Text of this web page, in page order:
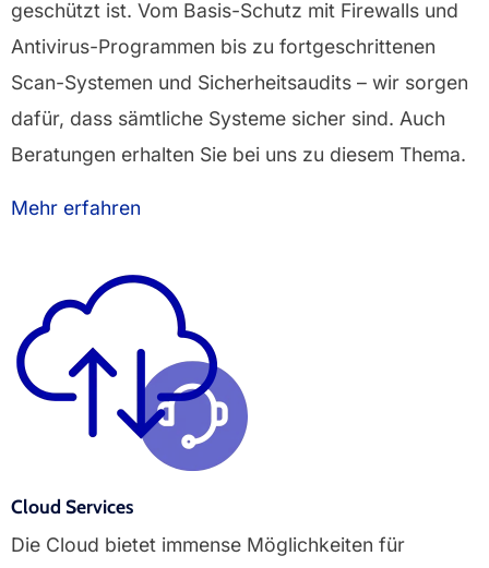
geschützt ist. Vom Basis-Schutz mit Firewalls und
Antivirus-Programmen bis zu fortgeschrittenen
Scan-Systemen und Sicherheitsaudits – wir sorgen
dafür, dass sämtliche Systeme sicher sind. Auch
Beratungen erhalten Sie bei uns zu diesem Thema.
Mehr erfahren
Cloud Services
Die Cloud bietet immense Möglichkeiten für